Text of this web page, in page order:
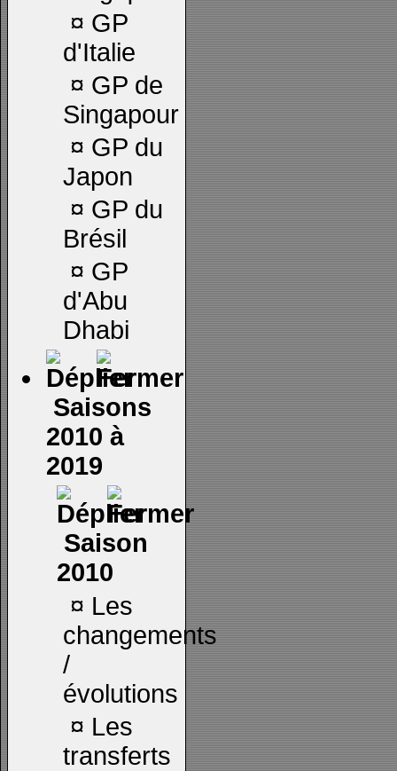
¤ GP
d'Italie
¤ GP de
Singapour
¤ GP du
Japon
¤ GP du
Brésil
¤ GP
d'Abu
Dhabi
Saisons
2010 à
2019
Saison
2010
¤ Les
changements
/
évolutions
¤ Les
transferts